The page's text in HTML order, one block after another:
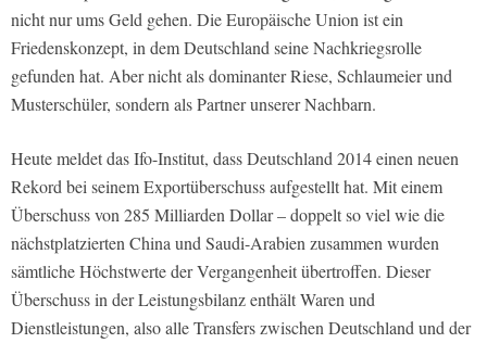
nicht nur ums Geld gehen. Die Europäische Union ist ein
Friedenskonzept, in dem Deutschland seine Nachkriegsrolle
gefunden hat. Aber nicht als dominanter Riese, Schlaumeier und
Musterschüler, sondern als Partner unserer Nachbarn.
Heute meldet das Ifo-Institut, dass Deutschland 2014 einen neuen
Rekord bei seinem Exportüberschuss aufgestellt hat. Mit einem
Überschuss von 285 Milliarden Dollar – doppelt so viel wie die
nächstplatzierten China und Saudi-Arabien zusammen wurden
sämtliche Höchstwerte der Vergangenheit übertroffen. Dieser
Überschuss in der Leistungsbilanz enthält Waren und
Dienstleistungen, also alle Transfers zwischen Deutschland und der